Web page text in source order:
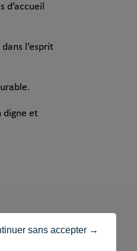
l’esprit
digne et
sans accepter →